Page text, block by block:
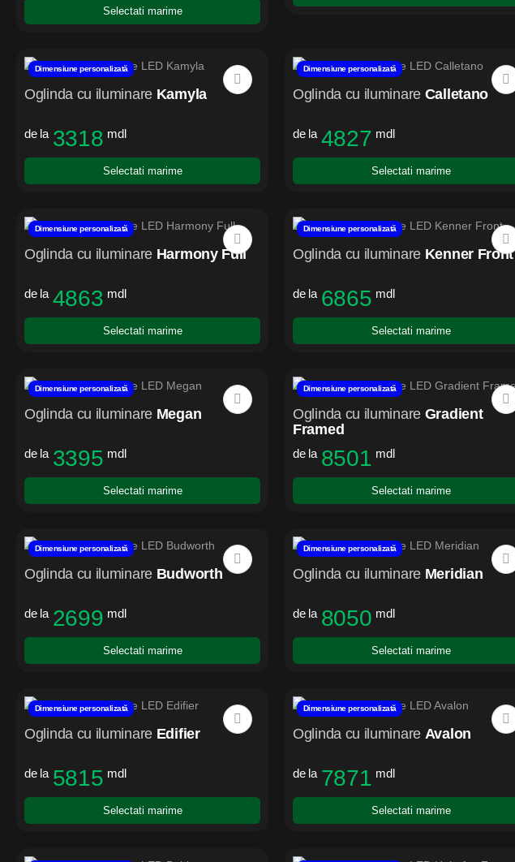
Selectati marime
Dimensiune personalizată
Oglinda cu iluminare Kamyla
de la 3318 mdl
Selectati marime
Dimensiune personalizată
Oglinda cu iluminare Calletano
de la 4827 mdl
Selectati marime
Dimensiune personalizată
Oglinda cu iluminare Harmony Full
de la 4863 mdl
Selectati marime
Dimensiune personalizată
Oglinda cu iluminare Kenner Front
de la 6865 mdl
Selectati marime
Dimensiune personalizată
Oglinda cu iluminare Megan
de la 3395 mdl
Selectati marime
Dimensiune personalizată
Oglinda cu iluminare Gradient
Framed
de la 8501 mdl
Selectati marime
Dimensiune personalizată
Oglinda cu iluminare Budworth
de la 2699 mdl
Selectati marime
Dimensiune personalizată
Oglinda cu iluminare Meridian
de la 8050 mdl
Selectati marime
Dimensiune personalizată
Oglinda cu iluminare Edifier
de la 5815 mdl
Selectati marime
Dimensiune personalizată
Oglinda cu iluminare Avalon
de la 7871 mdl
Selectati marime